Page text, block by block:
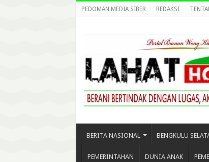
PEDOMAN MEDIA SIBER REDAKSI
BERITA NASIONAL BENGKULU
PEMERINTAHAN DUNIA ANAK